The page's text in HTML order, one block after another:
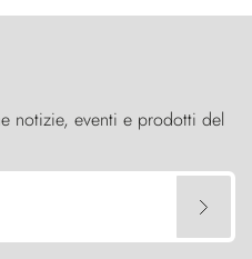
notizie, eventi e prodotti del